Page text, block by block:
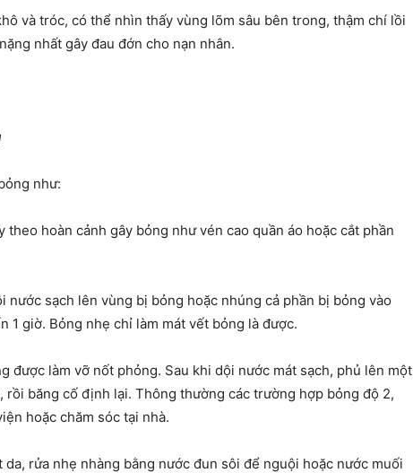
và tróc, có thể nhìn thấy vùng lõm sâu bên trong, thậm chí lồi
nhất gây đau đớn cho nạn nhân.
như:
hoàn cảnh gây bỏng như vén cao quần áo hoặc cắt phần
nước sạch lên vùng bị bỏng hoặc nhúng cả phần bị bỏng vào
1 giờ. Bỏng nhẹ chỉ làm mát vết bỏng là được.
được làm vỡ nốt phỏng. Sau khi dội nước mát sạch, phủ lên một
rồi băng cố định lại. Thông thường các trường hợp bỏng độ 2,
hoặc chăm sóc tại nhà.
rửa nhẹ nhàng bằng nước đun sôi để nguội hoặc nước muối